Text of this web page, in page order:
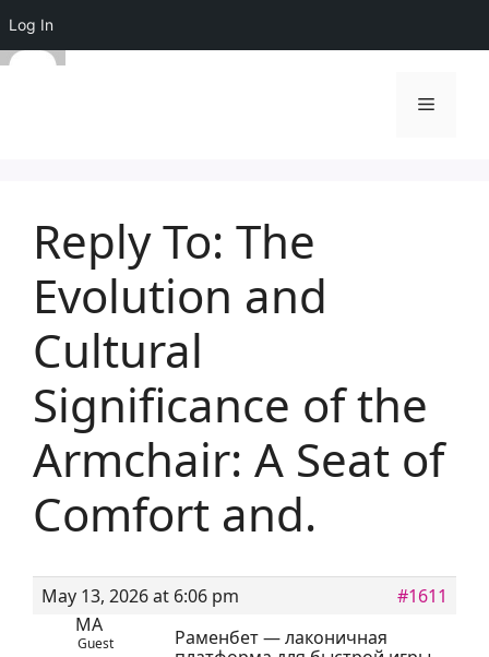
Log In
Skip
Menu
Reply To: The
Evolution and
Cultural
Significance of the
Armchair: A Seat of
Comfort and.
May 13, 2026 at 6:06 pm
#1611
MA
Guest
Раменбет — лаконичная